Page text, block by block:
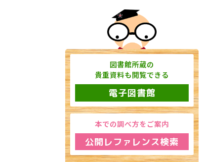
図書館所蔵の
貴重資料も閲覧できる
電子図書館
本での調べ方をご案内
公開レファレンス検索